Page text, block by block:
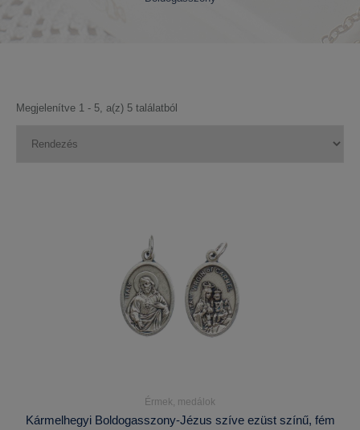
Megjelenítve 1 - 5, a(z) 5 találatból
Érmek, medálok
Kármelhegyi Boldogasszony-Jézus szíve ezüst színű, fém